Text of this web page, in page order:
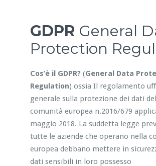
GDPR General
Protection
Cos’è il GDPR?(General Data
Regulation) ossia Il regolamento
generale sulla protezione dei dati
comunità europea n.2016/679
maggio 2018. La suddetta legge
tutte le aziende che operano nella
europea debbano mettere in
dati sensibili in loro possesso